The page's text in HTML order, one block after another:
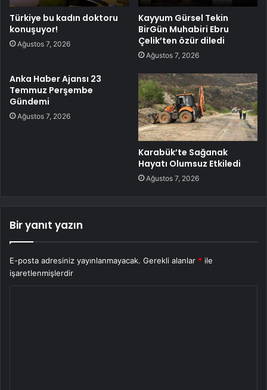
Türkiye bu kadın doktoru
konuşuyor!
Ağustos 7, 2026
Kayyum Gürsel Tekin
BirGün Muhabiri Ebru
Çelik’ten özür diledi
Ağustos 7, 2026
Anka Haber Ajansı 23
Temmuz Perşembe
Gündemi
Ağustos 7, 2026
Karabük’te Sağanak
Hayatı Olumsuz Etkiledi
Ağustos 7, 2026
Bir yanıt yazın
E-posta adresiniz yayınlanmayacak. Gerekli alanlar * ile
işaretlenmişlerdir